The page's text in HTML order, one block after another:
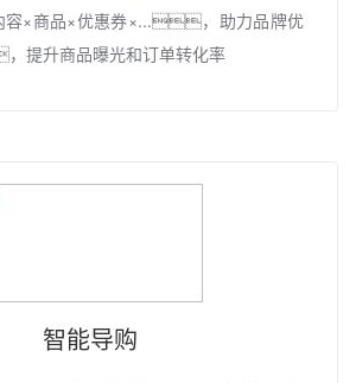
容×商品×优惠券×...，助力品牌优
提升商品曝光和订单转化率
智能导购